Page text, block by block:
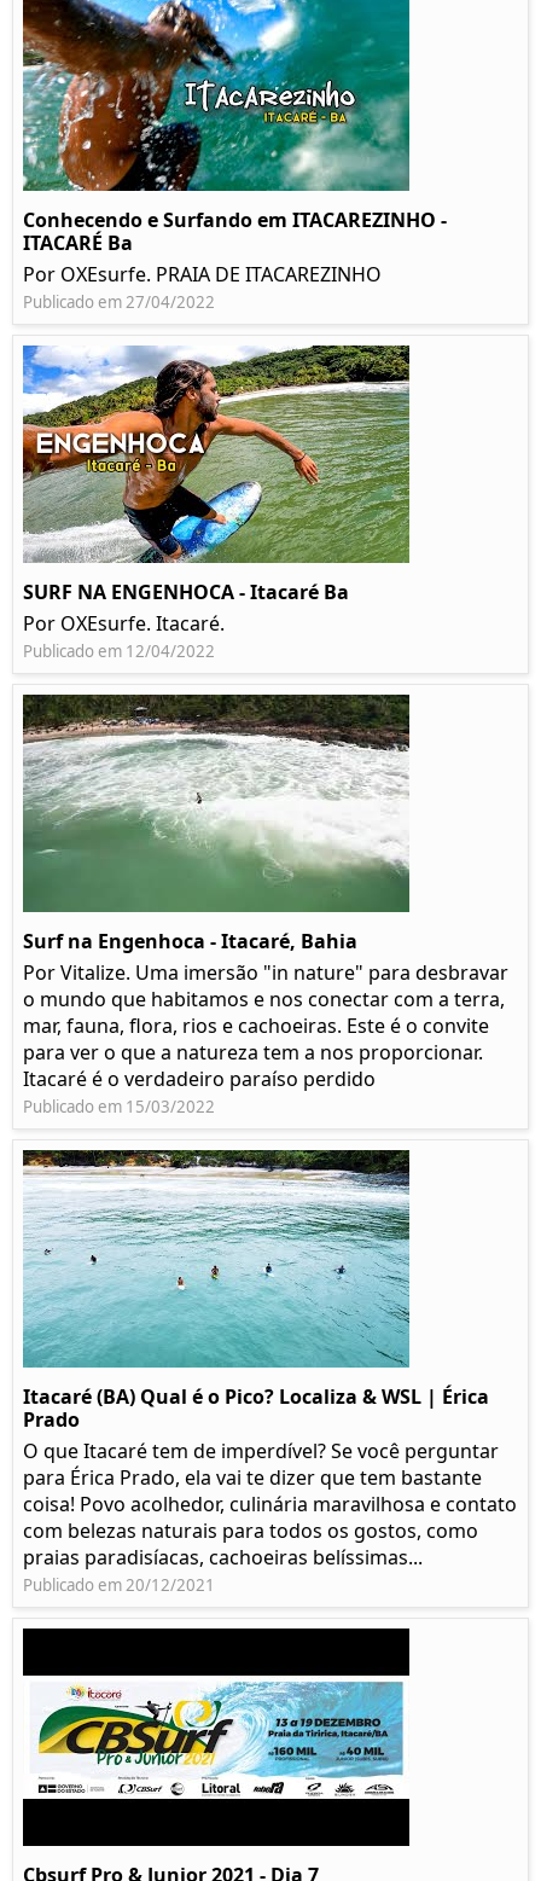
Conhecendo e Surfando em ITACAREZINHO -
ITACARÉ Ba
Por OXEsurfe. PRAIA DE ITACAREZINHO
Publicado em 27/04/2022
SURF NA ENGENHOCA - Itacaré Ba
Por OXEsurfe. Itacaré.
Publicado em 12/04/2022
Surf na Engenhoca - Itacaré, Bahia
Por Vitalize. Uma imersão "in nature" para desbravar
o mundo que habitamos e nos conectar com a terra,
mar, fauna, flora, rios e cachoeiras. Este é o convite
para ver o que a natureza tem a nos proporcionar.
Itacaré é o verdadeiro paraíso perdido
Publicado em 15/03/2022
Itacaré (BA) Qual é o Pico? Localiza & WSL | Érica
Prado​
O que Itacaré tem de imperdível? Se você perguntar
para Érica Prado, ela vai te dizer que tem bastante
coisa!​ Povo acolhedor, culinária maravilhosa e contato
com belezas naturais para todos os gostos, como
praias paradisíacas, cachoeiras belíssimas...
Publicado em 20/12/2021
Cbsurf Pro & Junior 2021 - Dia 7